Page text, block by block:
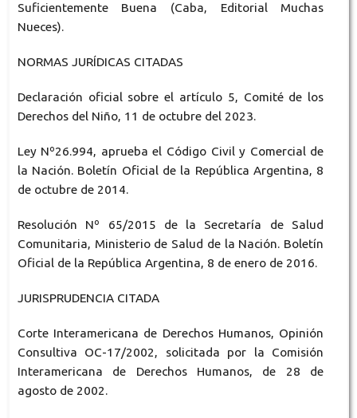
Suficientemente Buena (Caba, Editorial Muchas
Nueces).
NORMAS JURÍDICAS CITADAS
Declaración oficial sobre el artículo 5, Comité de los
Derechos del Niño, 11 de octubre del 2023.
Ley Nº26.994, aprueba el Código Civil y Comercial de
la Nación. Boletín Oficial de la República Argentina, 8
de octubre de 2014.
Resolución Nº 65/2015 de la Secretaría de Salud
Comunitaria, Ministerio de Salud de la Nación. Boletín
Oficial de la República Argentina, 8 de enero de 2016.
JURISPRUDENCIA CITADA
Corte Interamericana de Derechos Humanos, Opinión
Consultiva OC-17/2002, solicitada por la Comisión
Interamericana de Derechos Humanos, de 28 de
agosto de 2002.